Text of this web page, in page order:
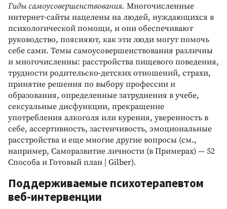
Гиды самоусовершенствования. Многочисленные
интернет-сайты нацелены на людей, нуждающихся в
психологической помощи, и они обеспечивают
руководство, поясняют, как эти люди могут помочь
себе сами. Темы самоусовершенствования различны
и многочисленны: расстройства пищевого поведения,
трудности родительско-детских отношений, страхи,
принятие решения по выбору профессии и
образования, определенные затруднения в учебе,
сексуальные дисфункции, прекращение
употребления алкоголя или курения, уверенность в
себе, ассертивность, застенчивость, эмоциональные
расстройства и еще многие другие вопросы (см.,
например, Саморазвитие личности (в Примерах) — 52
Способа и Готовый план | Gilber).
Поддерживаемые психотерапевтом
веб-интервенции